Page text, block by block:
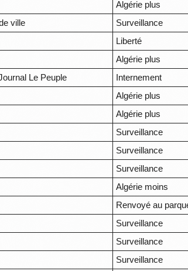
Algérie plus
ville
Surveillance
Liberté
Algérie plus
Le Peuple
Internement
Algérie plus
Algérie plus
Surveillance
Surveillance
Surveillance
Algérie moins
Renvoyé au
Surveillance
Surveillance
Surveillance